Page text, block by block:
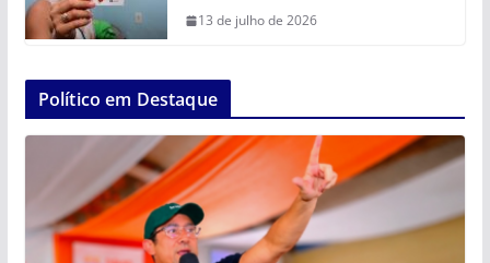
13 de julho de 2026
Político em Destaque